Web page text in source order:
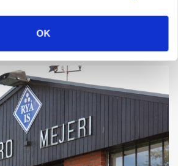
OK
og behandle 800.000 ton